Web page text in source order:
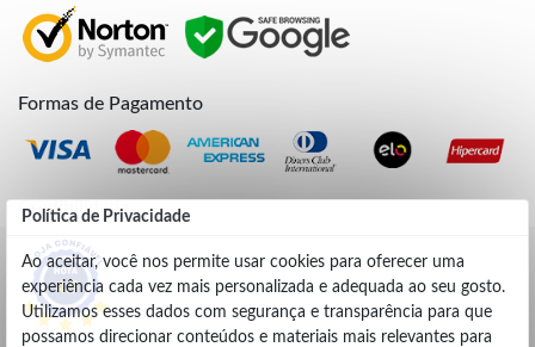
Política de Privacidade
Ao aceitar, você nos permite usar cookies para oferecer uma
experiência cada vez mais personalizada e adequada ao seu gosto.
Utilizamos esses dados com segurança e transparência para que
possamos direcionar conteúdos e materiais mais relevantes para
Formas de Pagamento
Credibilidade
4.9